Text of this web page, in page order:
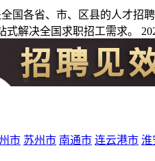
国各省、市、区县的人才
解决全国求职招工需求。
市 苏州市 南通市 连云港市 淮